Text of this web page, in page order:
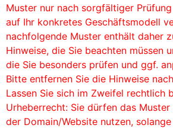
Muster nur nach sorgfältiger
auf Ihr konkretes Geschäftsmodell
nachfolgende Muster enthält daher
Hinweise, die Sie beachten müssen
die Sie besonders prüfen und ggf.
Bitte entfernen Sie die Hinweise
Lassen Sie sich im Zweifel rechtlich
Urheberrecht: Sie dürfen das
der Domain/Website nutzen,